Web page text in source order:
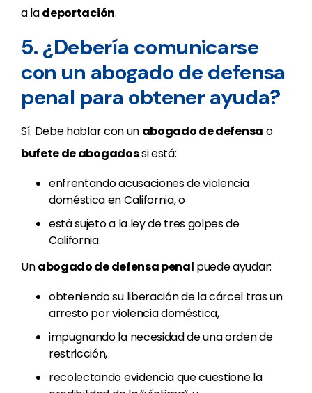
a ladeportación.
5. ¿Debería comunicarse
con un abogado de defensa
penal para obtener ayuda?
Sí. Debe hablar con un abogado de defensa o
bufete de abogadossi está:
enfrentando acusaciones de violencia
doméstica en California, o
está sujeto a la ley de tres golpes de
California.
Unabogado de defensa penal puede ayudar:
obteniendo su liberación de la cárcel tras un
arresto por violencia doméstica,
impugnando la necesidad de una orden de
restricción,
recolectando evidencia que cuestione la